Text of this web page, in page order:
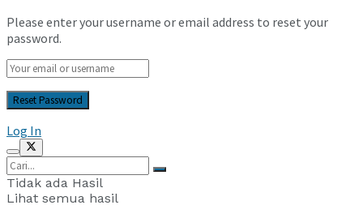
Please enter your username or email address to reset your
password.
Log In
Tidak ada Hasil
Lihat semua hasil